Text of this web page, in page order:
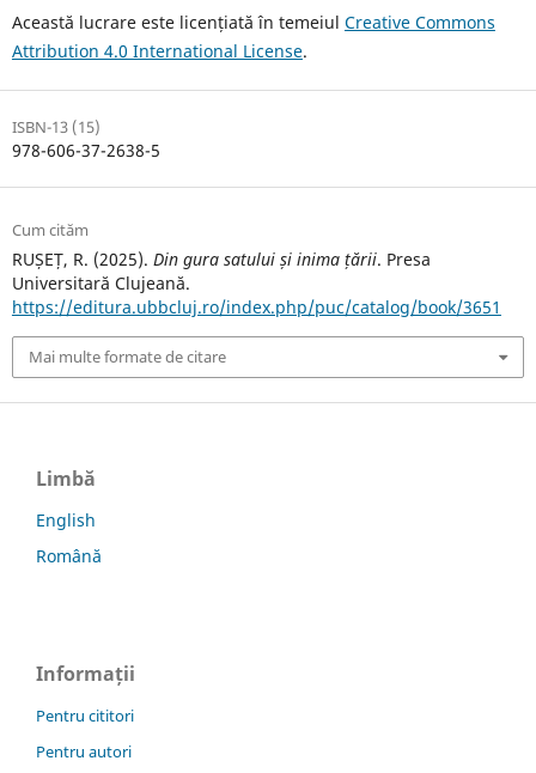
Această lucrare este licențiată în temeiul Creative Commons
Attribution 4.0 International License.
ISBN-13 (15)
978-606-37-2638-5
Cum cităm
RUȘEȚ, R. (2025). Din gura satului și inima țării. Presa
Universitară Clujeană.
https://editura.ubbcluj.ro/index.php/puc/catalog/book/3651
Mai multe formate de citare
Limbă
English
Română
Informații
Pentru cititori
Pentru autori